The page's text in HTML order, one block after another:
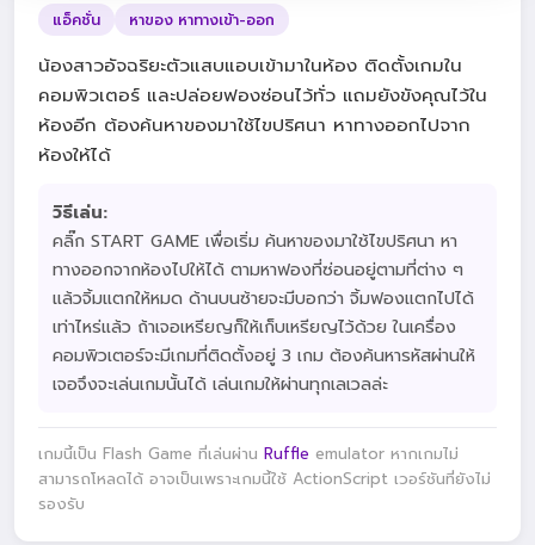
แอ็คชั่น หาของ หาทางเข้า-ออก
น้องสาวอัจฉริยะตัวแสบแอบเข้ามาในห้อง ติดตั้งเกมใน
คอมพิวเตอร์ และปล่อยฟองซ่อนไว้ทั่ว แถมยังขังคุณไว้ใน
ห้องอีก ต้องค้นหาของมาใช้ไขปริศนา หาทางออกไปจาก
ห้องให้ได้
วิธีเล่น:
คลิ๊ก START GAME เพื่อเริ่ม ค้นหาของมาใช้ไขปริศนา หา
ทางออกจากห้องไปให้ได้ ตามหาฟองที่ซ่อนอยู่ตามที่ต่าง ๆ
แล้วจิ้มแตกให้หมด ด้านบนซ้ายจะมีบอกว่า จิ้มฟองแตกไปได้
เท่าไหร่แล้ว ถ้าเจอเหรียญก็ให้เก็บเหรียญไว้ด้วย ในเครื่อง
คอมพิวเตอร์จะมีเกมที่ติดตั้งอยู่ 3 เกม ต้องค้นหารหัสผ่านให้
เจอจึงจะเล่นเกมนั้นได้ เล่นเกมให้ผ่านทุกเลเวลล่ะ
เกมนี้เป็น Flash Game ที่เล่นผ่าน Ruffle emulator หากเกมไม่
สามารถโหลดได้ อาจเป็นเพราะเกมนี้ใช้ ActionScript เวอร์ชันที่ยังไม่
รองรับ